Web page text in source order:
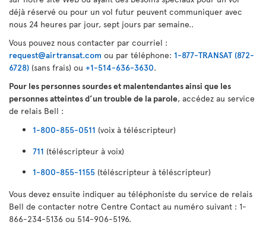
déjà réservé ou pour un vol futur peuvent communiquer avec
nous 24 heures par jour, sept jours par semaine..
Vous pouvez nous contacter par courriel :
request@airtransat.com ou par téléphone: 1-877-TRANSAT (872-
6728) (sans frais) ou +1-514-636-3630.
Pour les personnes sourdes et malentendantes ainsi que les
personnes atteintes d’un trouble de la parole, accédez au service
de relais Bell :
1-800-855-0511 (voix à téléscripteur)
711 (téléscripteur à voix)
1-800-855-1155 (téléscripteur à téléscripteur)
Vous devez ensuite indiquer au téléphoniste du service de relais
Bell de contacter notre Centre Contact au numéro suivant : 1-
866-234-5136 ou 514-906-5196.